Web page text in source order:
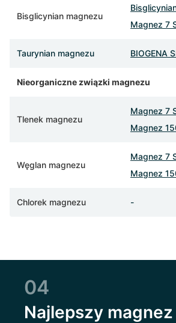
Bisglicynian magnezu
Magnez 7
Taurynian magnezu BIOGENA
Nieorganiczne związki magnezu
Tlenek magnezu
Magnez 7
Magnez
Węglan magnezu
Magnez 7
Magnez
Chlorek magnezu -
04
Najlepszy